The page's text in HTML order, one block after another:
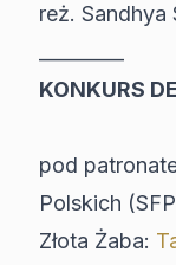
reż. Sandhya
KONKURS
pod
Polskich
Złota Żaba: